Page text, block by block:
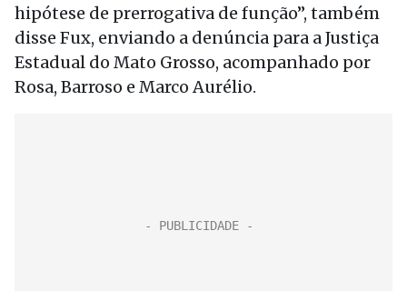
hipótese de prerrogativa de função”, também
disse Fux, enviando a denúncia para a Justiça
Estadual do Mato Grosso, acompanhado por
Rosa, Barroso e Marco Aurélio.